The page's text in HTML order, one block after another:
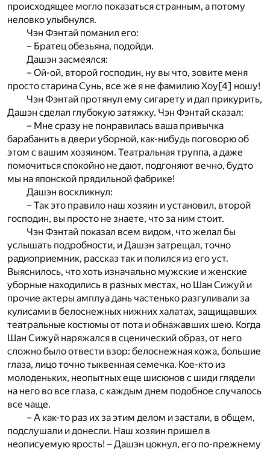
происходящее могло показаться странным, а потому
неловко улыбнулся.
Чэн Фэнтай поманил его:
– Братец обезьяна, подойди.
Дашэн засмеялся:
– Ой-ой, второй господин, ну вы что, зовите меня
просто старина Сунь, все же я не фамилию Хоу[4] ношу!
Чэн Фэнтай протянул ему сигарету и дал прикурить,
Дашэн сделал глубокую затяжку. Чэн Фэнтай сказал:
– Мне сразу не понравилась ваша привычка
барабанить в двери уборной, как-нибудь поговорю об
этом с вашим хозяином. Театральная труппа, а даже
помочиться спокойно не дают, подгоняют вечно, будто
мы на японской прядильной фабрике!
Дашэн воскликнул:
– Так это правило наш хозяин и установил, второй
господин, вы просто не знаете, что за ним стоит.
Чэн Фэнтай показал всем видом, что желал бы
услышать подробности, и Дашэн затрещал, точно
радиоприемник, рассказ так и полился из его уст.
Выяснилось, что хоть изначально мужские и женские
уборные находились в разных местах, но Шан Сижуй и
прочие актеры амплуа дань частенько разгуливали за
кулисами в белоснежных нижних халатах, защищавших
театральные костюмы от пота и обнажавших шею. Когда
Шан Сижуй наряжался в сценический образ, от него
сложно было отвести взор: белоснежная кожа, большие
глаза, лицо точно тыквенная семечка. Кое-кто из
молоденьких, неопытных еще шисюнов с шиди глядели
на него во все глаза, с каждым днем подобное случалось
все чаще.
– А как-то раз их за этим делом и застали, в общем,
подслушали и донесли. Наш хозяин пришел в
неописуемую ярость! – Дашэн цокнул, его по-прежнему